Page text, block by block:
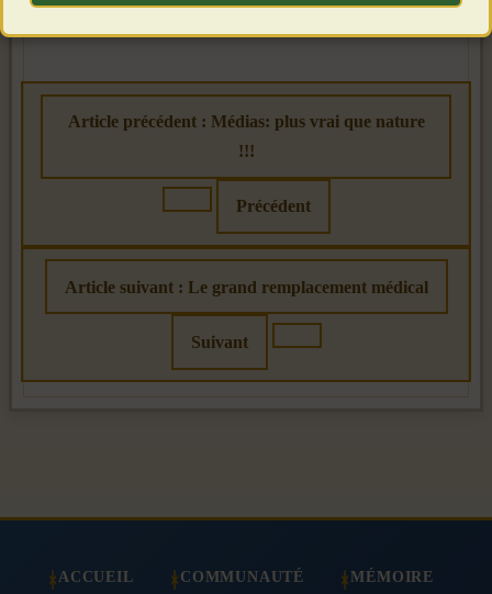
Article précédent : Médias: plus vrai que nature
!!!
Précédent
Article suivant : Le grand remplacement médical
Suivant
ACCUEIL COMMUNAUTÉ MÉMOIRE